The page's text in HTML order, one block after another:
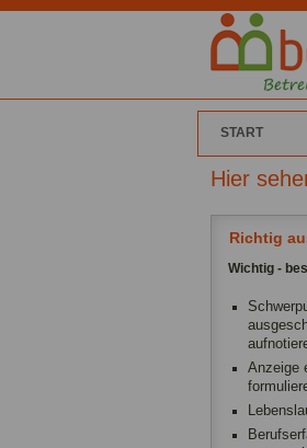
START
Hier
Richtig
Wichtig -
Anzeige